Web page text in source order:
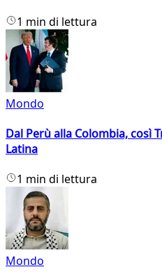
1 min di lettura
Mondo
Dal Perù alla Colombia, così
Latina
1 min di lettura
Mondo